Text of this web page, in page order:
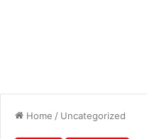
Home / Uncategorized